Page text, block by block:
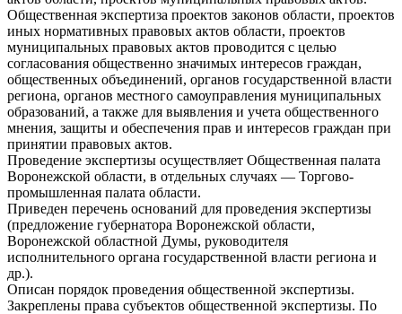
Общественная экспертиза проектов законов области, проектов
иных нормативных правовых актов области, проектов
муниципальных правовых актов проводится с целью
согласования общественно значимых интересов граждан,
общественных объединений, органов государственной власти
региона, органов местного самоуправления муниципальных
образований, а также для выявления и учета общественного
мнения, защиты и обеспечения прав и интересов граждан при
принятии правовых актов.
Проведение экспертизы осуществляет Общественная палата
Воронежской области, в отдельных случаях — Торгово-
промышленная палата области.
Приведен перечень оснований для проведения экспертизы
(предложение губернатора Воронежской области,
Воронежской областной Думы, руководителя
исполнительного органа государственной власти региона и
др.).
Описан порядок проведения общественной экспертизы.
Закреплены права субъектов общественной экспертизы. По